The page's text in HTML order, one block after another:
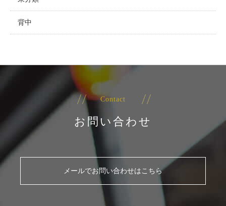
背中
Contact
お問い合わせ
メールでお問い合わせはこちら